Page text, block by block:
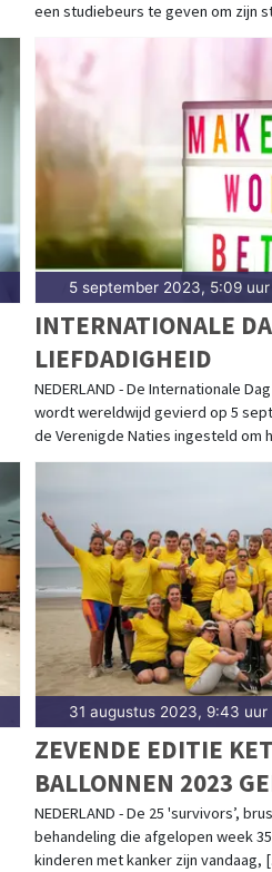
een studiebeurs te geven om zijn
5 september 2023, 5:09 uur|
INTERNATIONALE
LIEFDADIGHEID
NEDERLAND - De Internationale
wordt wereldwijd gevierd op 5
de Verenigde Naties ingesteld om
31 augustus 2023, 9:43 uur|
ZEVENDE EDITIE
BALLONNEN 2023
FIETSTOCHT VAN
DOOR NEDERLAND
NEDERLAND - De 25 'survivors’,
behandeling die afgelopen week
kinderen met kanker zijn vandaag,